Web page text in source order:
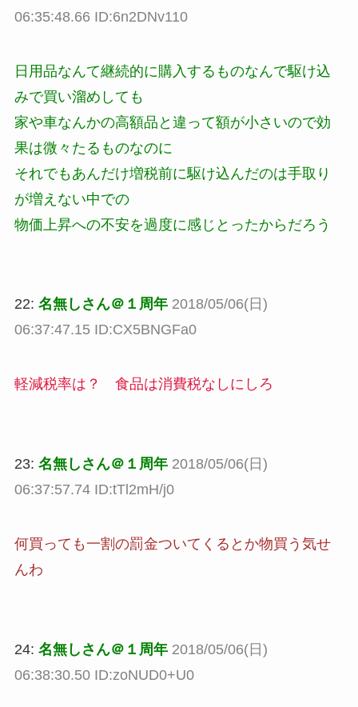
06:35:48.66 ID:6n2DNv110
日用品なんて継続的に購入するものなんで駆け込
みで買い溜めしても
家や車なんかの高額品と違って額が小さいので効
果は微々たるものなのに
それでもあんだけ増税前に駆け込んだのは手取り
が増えない中での
物価上昇への不安を過度に感じとったからだろう
22: 名無しさん＠１周年 2018/05/06(日)
06:37:47.15 ID:CX5BNGFa0
軽減税率は？ 食品は消費税なしにしろ
23: 名無しさん＠１周年 2018/05/06(日)
06:37:57.74 ID:tTl2mH/j0
何買っても一割の罰金ついてくるとか物買う気せ
んわ
24: 名無しさん＠１周年 2018/05/06(日)
06:38:30.50 ID:zoNUD0+U0